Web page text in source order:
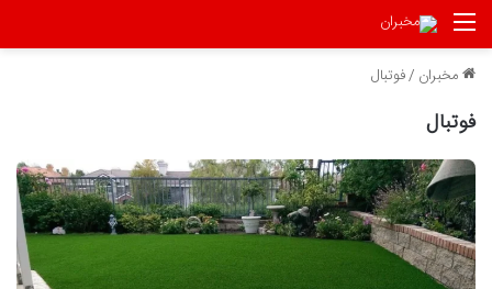
منو
مخبران /فوتبال
فوتبال